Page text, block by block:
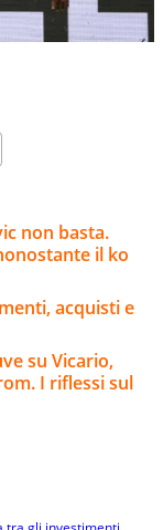
non basta.
il ko
acquisti e
su Vicario,
I riflessi sul